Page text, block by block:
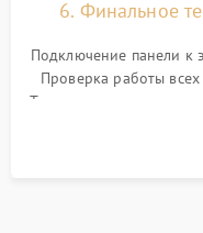
6. Финальное
Подключение панели к
Проверка работы
Тестирование
остаточного